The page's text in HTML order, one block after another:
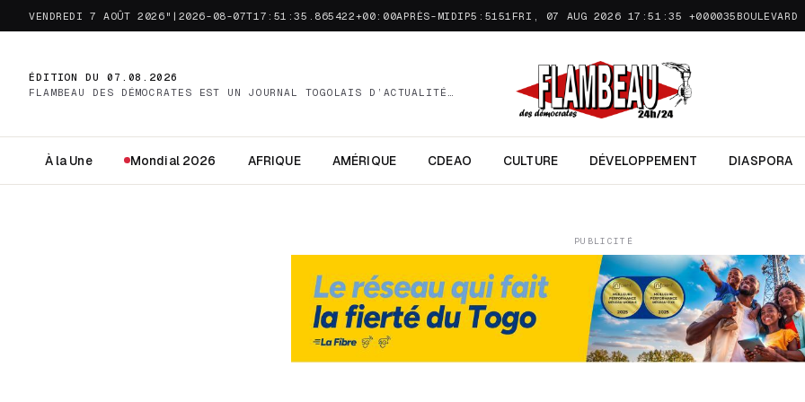
VENDREDI 7 AOÛT 2026"|2026-08-07T17:51:35.865422+00:00APRÈS-MIDIP5:5151FRI, 07 AUG 2026 17:51:35 +000035
ÉDITION DU 07.08.2026
FLAMBEAU DES DÉMOCRATES EST UN JOURNAL TOGOLAIS D’ACTUALITÉ…
À la Une Mondial 2026 AFRIQUE AMÉRIQUE CDEAO CULTURE DÉVELOPPEMENT DIASPORA
PUBLICITÉ